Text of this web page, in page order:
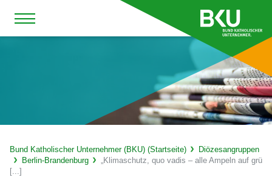
Bund Katholischer Unternehmer (BKU) (Startseite)
Diözesangruppen
Berlin-Brandenburg
„Klimaschutz, quo vadis – alle Ampeln auf grü
[...]